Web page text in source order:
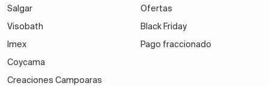
Salgar
Visobath
Imex
Coycama
Creaciones Campoaras
Ofertas
Black Friday
Pago fraccionado